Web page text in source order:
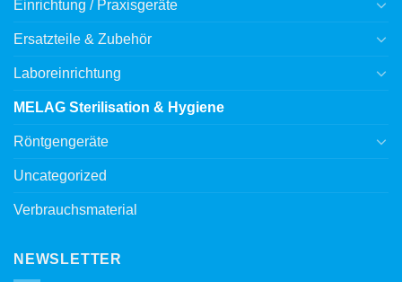
Einrichtung / Praxisgeräte
Ersatzteile & Zubehör
Laboreinrichtung
MELAG Sterilisation & Hygiene
Röntgengeräte
Uncategorized
Verbrauchsmaterial
NEWSLETTER